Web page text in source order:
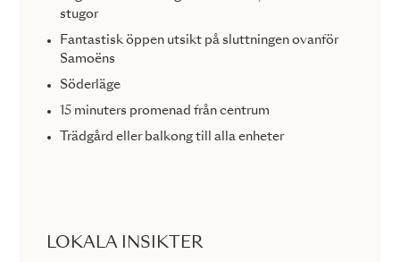
stugor
Fantastisk öppen utsikt på sluttningen ovanför
Samoëns
Söderläge
15 minuters promenad från centrum
Trädgård eller balkong till alla enheter
LOKALA INSIKTER